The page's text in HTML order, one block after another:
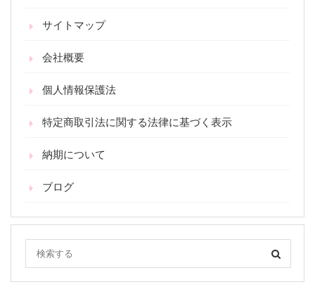
サイトマップ
会社概要
個人情報保護法
特定商取引法に関する法律に基づく表示
納期について
ブログ